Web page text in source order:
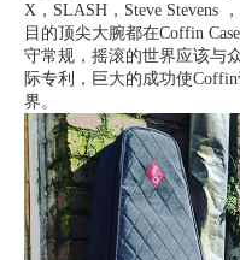
X，SLASH，Steve Stevens
目的顶尖大腕都在Coffin
守常规，摇滚的世界应该与
际专利，巨大的成功使
界。